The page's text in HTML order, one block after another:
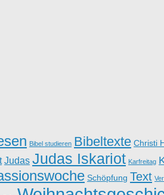
Bibel studieren Bibeltexte Christi
Judas Judas Iskariot Karfreitag
Schöpfung Text